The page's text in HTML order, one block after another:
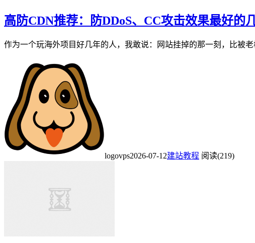
高防CDN推荐：防DDoS、CC攻击效果最好的
作为一个玩海外项目好几年的人，我敢说：网站挂掉的那一刻，比被
logovps2026-07-12建站教程 阅读(219)